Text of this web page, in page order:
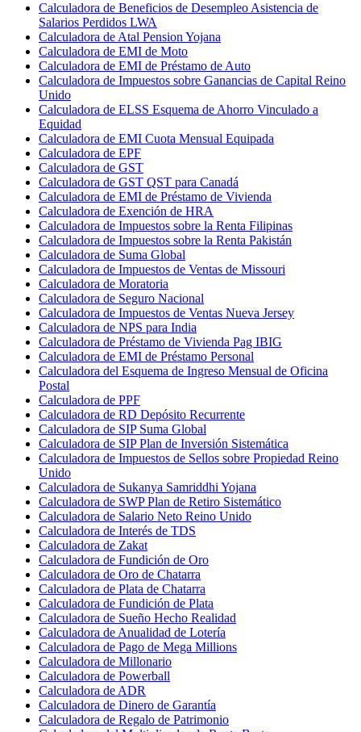
Calculadora de Beneficios de Desempleo Asistencia de
Salarios Perdidos LWA
Calculadora de Atal Pension Yojana
Calculadora de EMI de Moto
Calculadora de EMI de Préstamo de Auto
Calculadora de Impuestos sobre Ganancias de Capital Reino
Unido
Calculadora de ELSS Esquema de Ahorro Vinculado a
Equidad
Calculadora de EMI Cuota Mensual Equipada
Calculadora de EPF
Calculadora de GST
Calculadora de GST QST para Canadá
Calculadora de EMI de Préstamo de Vivienda
Calculadora de Exención de HRA
Calculadora de Impuestos sobre la Renta Filipinas
Calculadora de Impuestos sobre la Renta Pakistán
Calculadora de Suma Global
Calculadora de Impuestos de Ventas de Missouri
Calculadora de Moratoria
Calculadora de Seguro Nacional
Calculadora de Impuestos de Ventas Nueva Jersey
Calculadora de NPS para India
Calculadora de Préstamo de Vivienda Pag IBIG
Calculadora de EMI de Préstamo Personal
Calculadora del Esquema de Ingreso Mensual de Oficina
Postal
Calculadora de PPF
Calculadora de RD Depósito Recurrente
Calculadora de SIP Suma Global
Calculadora de SIP Plan de Inversión Sistemática
Calculadora de Impuestos de Sellos sobre Propiedad Reino
Unido
Calculadora de Sukanya Samriddhi Yojana
Calculadora de SWP Plan de Retiro Sistemático
Calculadora de Salario Neto Reino Unido
Calculadora de Interés de TDS
Calculadora de Zakat
Calculadora de Fundición de Oro
Calculadora de Oro de Chatarra
Calculadora de Plata de Chatarra
Calculadora de Fundición de Plata
Calculadora de Sueño Hecho Realidad
Calculadora de Anualidad de Lotería
Calculadora de Pago de Mega Millions
Calculadora de Millonario
Calculadora de Powerball
Calculadora de ADR
Calculadora de Dinero de Garantía
Calculadora de Regalo de Patrimonio